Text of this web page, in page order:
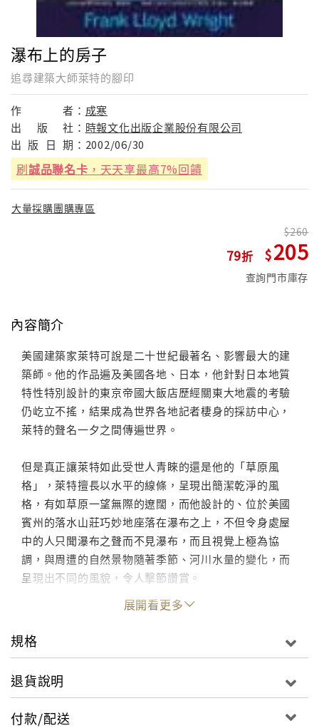
瀑布上的房子
追尋建築大師萊特的腳印
作 者： 成寒
出
版 社： 時報文化出版企業股份有限公司
出 版 日 期： 2002/06/30
刷誠品聯名卡 ，天天享最高7%回饋
大量採購團購專區
79
260
205
查詢門市庫存
內容簡介
美國建築家萊特可說是二十世紀最著名、影響最大的建
築師。他的作品遍及美國各地、日本，他針對日本地質
特性特別設計的東京帝國大飯店歷經關東大地震的考驗
仍屹立不搖，結果成為世界各地記者棲身的採訪中心，
萊特的聲名一夕之間傳遍世界。
但是真正讓萊特如此受世人青睞的還是他的「草原風
格」，萊特擅長以水平的線條，呈現出簡潔乾淨的風
格，有如草原一望無際的遼闊，而他設計的、位於美國
賓州的落水山莊巧妙地座落在瀑布之上，不但令身處屋
中的人只聞瀑布之聲而不見瀑布，而且視覺上極為協
調，與周遭的自然景物隨著季節、河川水量的變化，而
呈現出不同的風貌，令人擊節讚賞。
本書作者成寒是極為癡迷萊特的作品，曾親身走訪萊特
在各地的作品，透過文字與圖像，把她對萊特建築的體
會化作優美的文字，加上豐富的照片、作者努力收集的
展開看更多
規格
退貨說明
付款/配送